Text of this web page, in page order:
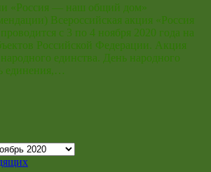
«Россия — наш общий дом»
Всероссийская акция «Россия
с 3 по 4 ноября 2020 года на
Российской Федерации. Акция
единства. День народного
единения,…